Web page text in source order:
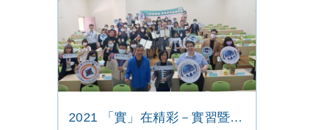
2021 「實」在精彩－實習暨就業博覽會